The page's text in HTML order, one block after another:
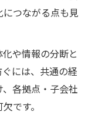
つながる点も見
や情報の分断と
には、共通の経
各拠点・子会社
です。